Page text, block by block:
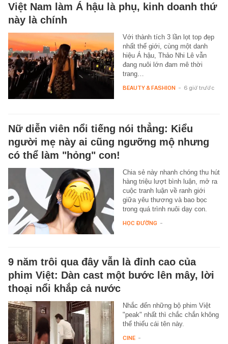
Việt Nam làm Á hậu là phụ, kinh doanh thứ
này là chính
Với thành tích 3 lần lọt top đẹp
nhất thế giới, cùng một danh
hiệu Á hậu, Thảo Nhi Lê vẫn
đang nuôi lớn đam mê thời
trang…
BEAUTY & FASHION - 6 giờ trước
Nữ diễn viên nổi tiếng nói thẳng: Kiểu
người mẹ này ai cũng ngưỡng mộ nhưng
có thể làm "hỏng" con!
Chia sẻ này nhanh chóng thu hút
hàng triệu lượt bình luận, mở ra
cuộc tranh luận về ranh giới
giữa yêu thương và bao bọc
trong quá trình nuôi dạy con.
HỌC ĐƯỜNG -
9 năm trôi qua đây vẫn là đỉnh cao của
phim Việt: Dàn cast một bước lên mây, lời
thoại nổi khắp cả nước
Nhắc đến những bộ phim Việt
"peak" nhất thì chắc chắn không
thể thiếu cái tên này.
CINE -